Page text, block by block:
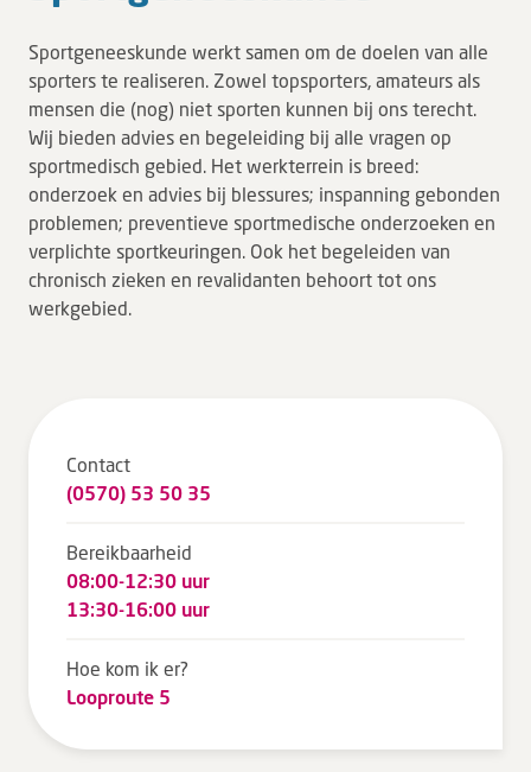
Uw ervaring telt
Uw gegevens
Wachttijden
Bezoek
Werken bij DZ
Verwijzers
Sportgeneeskunde werkt samen om de doelen van alle
sporters te realiseren. Zowel topsporters, amateurs als
mensen die (nog) niet sporten kunnen bij ons terecht.
Wij bieden advies en begeleiding bij alle vragen op
sportmedisch gebied. Het werkterrein is breed:
onderzoek en advies bij blessures; inspanning gebonden
problemen; preventieve sportmedische onderzoeken en
verplichte sportkeuringen. Ook het begeleiden van
chronisch zieken en revalidanten behoort tot ons
werkgebied.
Contact
(0570) 53 50 35
Bereikbaarheid
08:00-12:30 uur
13:30-16:00 uur
Hoe kom ik er?
Looproute 5